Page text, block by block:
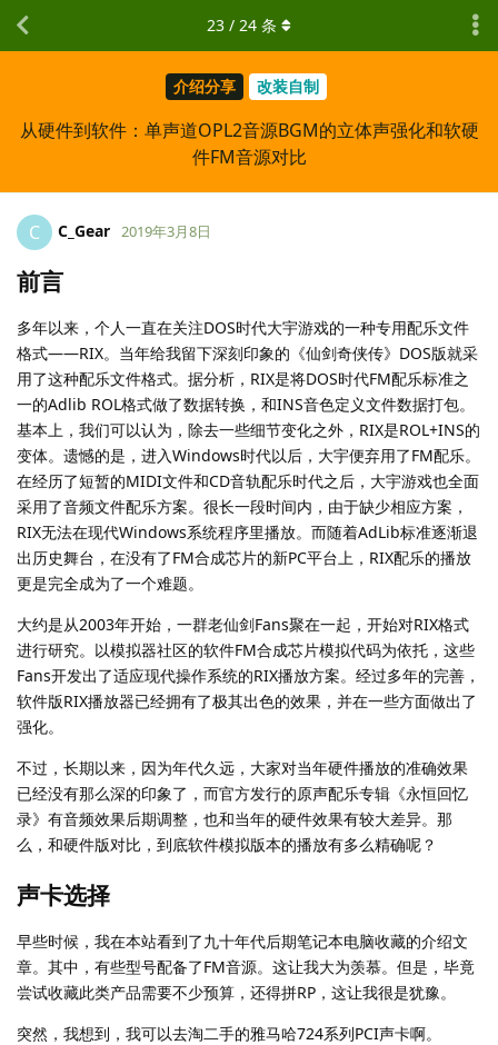
介绍分享 改装自制
从硬件到软件：单声道OPL2音源BGM的立体声强化和软硬
件FM音源对比
23 / 24 条
C C_Gear 2019年3月8日
前言
多年以来，个人一直在关注DOS时代大宇游戏的一种专用配乐文件
格式——RIX。当年给我留下深刻印象的《仙剑奇侠传》DOS版就采
用了这种配乐文件格式。据分析，RIX是将DOS时代FM配乐标准之
一的Adlib ROL格式做了数据转换，和INS音色定义文件数据打包。
基本上，我们可以认为，除去一些细节变化之外，RIX是ROL+INS的
变体。遗憾的是，进入Windows时代以后，大宇便弃用了FM配乐。
在经历了短暂的MIDI文件和CD音轨配乐时代之后，大宇游戏也全面
采用了音频文件配乐方案。很长一段时间内，由于缺少相应方案，
RIX无法在现代Windows系统程序里播放。而随着AdLib标准逐渐退
出历史舞台，在没有了FM合成芯片的新PC平台上，RIX配乐的播放
更是完全成为了一个难题。
大约是从2003年开始，一群老仙剑Fans聚在一起，开始对RIX格式
进行研究。以模拟器社区的软件FM合成芯片模拟代码为依托，这些
Fans开发出了适应现代操作系统的RIX播放方案。经过多年的完善，
软件版RIX播放器已经拥有了极其出色的效果，并在一些方面做出了
强化。
不过，长期以来，因为年代久远，大家对当年硬件播放的准确效果
已经没有那么深的印象了，而官方发行的原声配乐专辑《永恒回忆
录》有音频效果后期调整，也和当年的硬件效果有较大差异。那
么，和硬件版对比，到底软件模拟版本的播放有多么精确呢？
声卡选择
早些时候，我在本站看到了九十年代后期笔记本电脑收藏的介绍文
章。其中，有些型号配备了FM音源。这让我大为羡慕。但是，毕竟
尝试收藏此类产品需要不少预算，还得拼RP，这让我很是犹豫。
突然，我想到，我可以去淘二手的雅马哈724系列PCI声卡啊。